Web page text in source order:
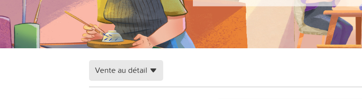
Vente au détail